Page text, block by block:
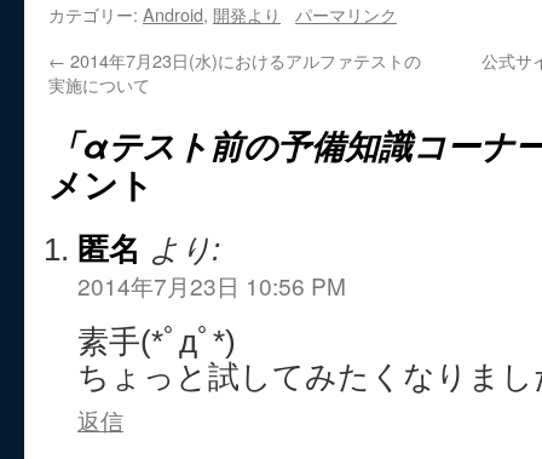
カテゴリー: Android, 開発より
パーマリンク
← 2014年7月23日(水)におけるアルファテストの
実施について
公式サ
「αテスト前の予備知識コーナ
メント
匿名 より:
2014年7月23日 10:56 PM
素手(*ﾟдﾟ*)
ちょっと試してみたくなりまし
返信